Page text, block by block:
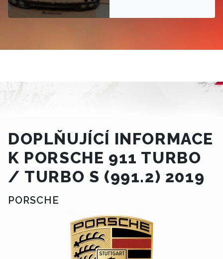
DOPLŇUJÍCÍ INFORMACE
K PORSCHE 911 TURBO
/ TURBO S (991.2) 2019
PORSCHE